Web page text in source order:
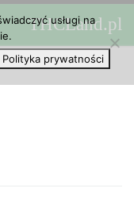
THCLand.pl
usługi na
Polityka prywatności